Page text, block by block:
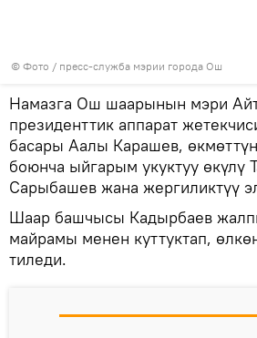
© Фото / пресс-служба мэрии города Ош
Намазга Ош шаарынын мэри
президенттик аппарат
басары Аалы Карашев,
боюнча ыйгарым укуктуу өкүлү
Сарыбашев жана жергиликтүү
Шаар башчысы Кадырбаев
майрамы менен куттуктап,
тиледи.